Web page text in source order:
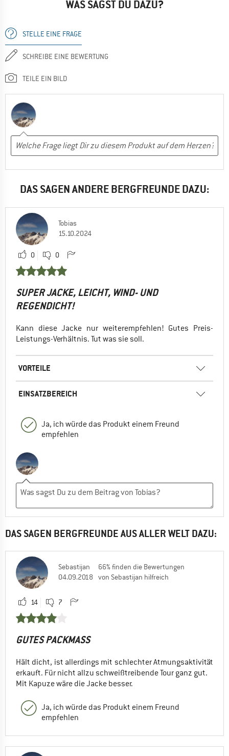
WAS SAGST DU DAZU?
STELLE EINE FRAGE
SCHREIBE EINE BEWERTUNG
TEILE EIN BILD
DAS SAGEN ANDERE BERGFREUNDE DAZU:
Tobias
15.10.2024
0 0
SUPER JACKE, LEICHT, WIND- UND
REGENDICHT!
Kann diese Jacke nur weiterempfehlen! Gutes Preis-
Leistungs-Verhältnis. Tut was sie soll.
VORTEILE
EINSATZBEREICH
Ja, ich würde das Produkt einem Freund
empfehlen
DAS SAGEN BERGFREUNDE AUS ALLER WELT DAZU:
Sebastijan
04.09.2018
66% finden die Bewertungen
von Sebastijan hilfreich
14 7
GUTES PACKMASS
Hält dicht, ist allerdings mit schlechter Atmungsaktivität
erkauft. Für nicht allzu schweißtreibende Tour ganz gut.
Mit Kapuze wäre die Jacke besser.
Ja, ich würde das Produkt einem Freund
empfehlen